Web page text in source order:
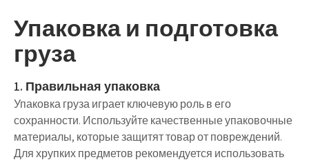
Упаковка и подготовка
груза
1. Правильная упаковка
Упаковка груза играет ключевую роль в его
сохранности. Используйте качественные упаковочные
материалы, которые защитят товар от повреждений.
Для хрупких предметов рекомендуется использовать